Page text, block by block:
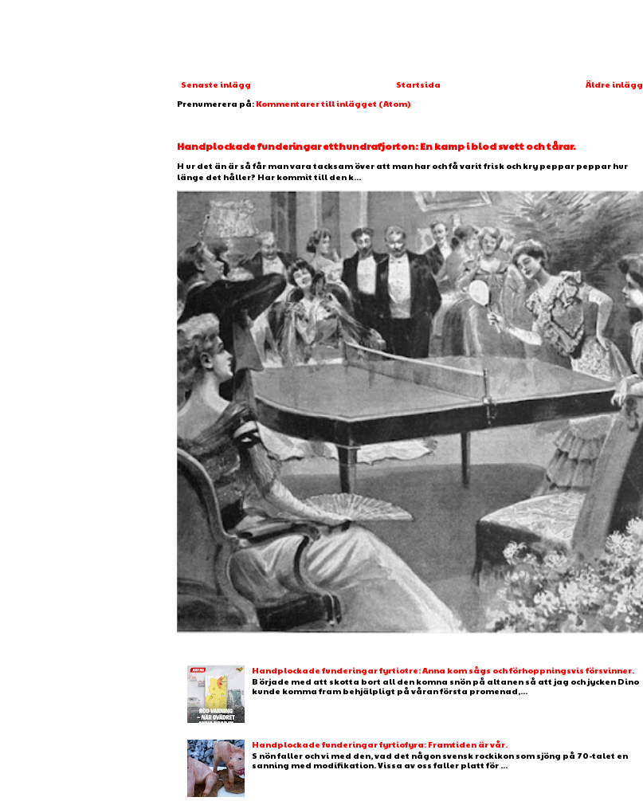
Senaste inlägg Äldre inlägg
Startsida
Prenumerera på: Kommentarer till inlägget (Atom)
Handplockade funderingar etthundrafjorton: En kamp i blod svett och tårar.
H ur det än är så får man vara tacksam över att man har och få varit frisk och kry peppar peppar hur
länge det håller? Har kommit till den k...
Handplockade funderingar fyrtiotre: Anna kom sågs och förhoppningsvis försvinner.
B örjade med att skotta bort all den komna snön på altanen så att jag och jycken Dino
kunde komma fram behjälpligt på våran första promenad,...
Handplockade funderingar fyrtiofyra: Framtiden är vår.
S nön faller och vi med den, vad det någon svensk rockikon som sjöng på 70-talet en
sanning med modifikation. Vissa av oss faller platt för ...